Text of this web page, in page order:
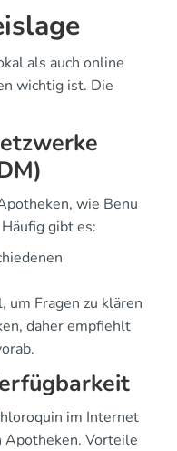
als auch online
wichtig ist. Die
wie Benu
gibt es:
um Fragen zu klären
daher empfiehlt
im Internet
Apotheken. Vorteile